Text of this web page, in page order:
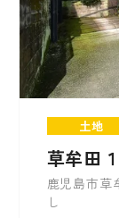
土地
草牟田
鹿児島市草
し